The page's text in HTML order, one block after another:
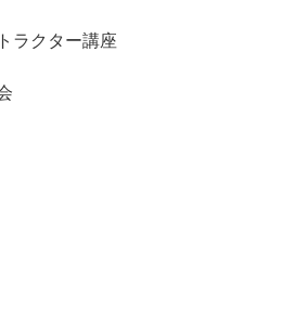
ラクター講座